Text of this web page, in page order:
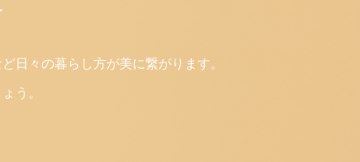
日々の暮らし方が美に繋がります。
う。